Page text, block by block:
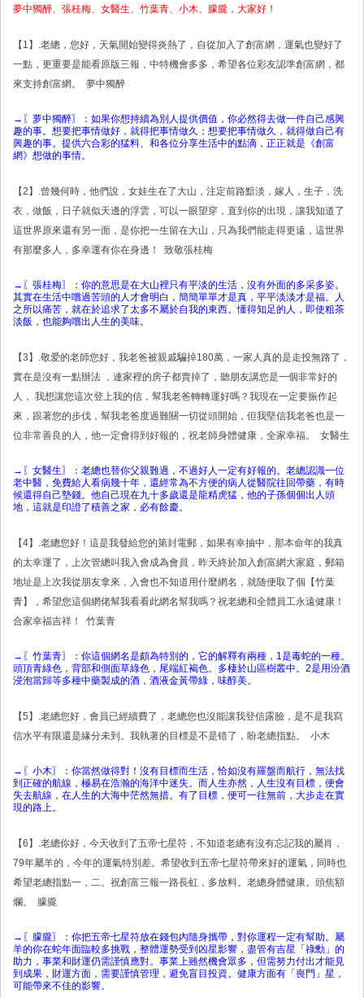
夢中獨醉、張桂梅、女醫生、竹葉青、小木、朦朧，大家好！
【1】.老總，您好，天氣開始變得炎熱了，自從加入了創富網，運氣也變好了
一點，更重要是能看原版三報，中特機會多多，希望各位彩友認準創富網，都
來支持創富網。 夢中獨醉
→〖萝中獨醉〗：如果你想持續為別人提供價值，你必然得去做一件自己感興
趣的事。想要把事情做好，就得把事情做久；想要把事情做久，就得做自己有
興趣的事。提供六合彩的猛料、和各位分享生活中的點滴，正正就是《創富
網》想做的事情。
【2】.曾幾何時，他們說，女娃生在了大山，注定前路黯淡，嫁人，生子，洗
衣，做飯，日子就似天邊的浮雲，可以一眼望穿，直到你的出現，讓我知道了
這世界原來還有另一面，是你把一生留在大山，只為我們能走得更遠，這世界
有那麼多人，多幸運有你在身邊！ 致敬張桂梅
→〖張桂梅〗：你的意思是在大山裡只有平淡的生活，沒有外面的多采多姿。
其實在生活中嚐過苦頭的人才會明白，簡簡單單才是真，平平淡淡才是福。人
之所以痛苦，就在於追求了太多不屬於自我的東西。懂得知足的人，即使粗茶
淡飯，也能夠嚐出人生的美味。
【3】.敬爱的老師您好，我老爸被親戚騙掉180萬，一家人真的是走投無路了，
實在是沒有一點辦法 ，連家裡的房子都賣掉了，聽朋友講您是一個非常好的
人， 我想讓您這次登上我的信，幫我老爸轉轉運好嗎？我現在一定要振作起
來，跟著您的步伐，幫我老爸度過難關一切從頭開始，但我堅信我老爸也是一
位非常善良的人，他一定會得到好報的，祝老師身體健康，全家幸福。 女醫生
→〖女醫生〗：老總也替你父親難過，不過好人一定有好報的。老總認識一位
老中醫，免費給人看病幾十年，還經常為不方便的病人從醫院往回帶藥，有時
候還得自己墊錢。他自己現在九十多歲還是龍精虎猛，他的子孫個個出人頭
地，這就是印證了積善之家，必有餘慶。
【4】.老總您好！這是我發給您的第封電郵，如果有幸抽中，那本命年的我真
的太幸運了，上次管總叫我入會成為會員，昨天終於加入創富網大家庭，郵箱
地址是上次我從朋友拿來，入會也不知道用什麼網名，就随便取了個【竹葉
青】，希望您這個網佬幫我看看此網名幫我嗎？祝老總和全體員工永遠健康！
合家幸福吉祥！ 竹葉青
→〖竹葉青〗：你這個網名是頗為特別的，它的解釋有兩種，1是毒蛇的一種。
頭頂青綠色，背部和側面草綠色，尾端紅褐色。多棲於山區樹叢中。2是用汾酒
浸泡當歸等多種中藥製成的酒，酒液金黃帶綠，味醇美。
【5】.老總您好，會員已經續費了，老總您也沒能讓我登信露臉，是不是我寫
信水平有限還是緣分未到。我執著的目標是不是错了，盼老總指點。 小木
→〖小木〗：你當然做得對！沒有目標而生活，恰如沒有羅盤而航行，無法找
到正確的航線，極易在浩瀚的海洋中迷失。而人生亦然，人生沒有目標，便會
失去航線，在人生的大海中茫然無措。有了目標，便可一往無前，大步走在實
現的路上。
【6】.老總你好，今天收到了五帝七星符，不知道老總有沒有忘記我的屬肖，
79年屬羊的，今年的運氣特別差。希望收到五帝七星符帶來好的運氣，同時也
希望老總指點一，二。祝創富三報一路長虹，多放料。老總身體健康。頭焦額
爛。 朦朧
→〖朦朧〗：你把五帝七星符放在錢包內隨身攜帶，對你運程一定有幫助。屬
羊的你在蛇年面臨較多挑戰，整體運勢受到凶星影響，盡管有吉星「祿勳」的
助力，事業和財運仍需謹慎應對。事業上雖然機會眾多，但需努力付出才能見
到成果，財運方面，需要謹慎管理，避免盲目投資。健康方面有「喪門」星，
可能帶來不佳的影響。